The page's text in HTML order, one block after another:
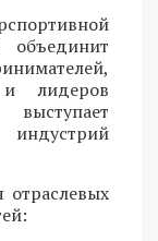
и лидеров
отраслевых